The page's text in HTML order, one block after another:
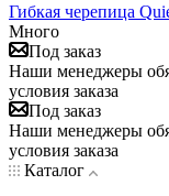
Гибкая черепица
Много
Под заказ
Наши менеджеры
условия заказа
Под заказ
Наши менеджеры
условия заказа
Каталог